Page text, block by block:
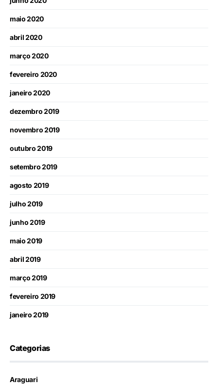
maio 2020
abril 2020
março 2020
fevereiro 2020
janeiro 2020
dezembro 2019
novembro 2019
outubro 2019
setembro 2019
agosto 2019
julho 2019
junho 2019
maio 2019
abril 2019
março 2019
fevereiro 2019
janeiro 2019
Categorias
Araguari